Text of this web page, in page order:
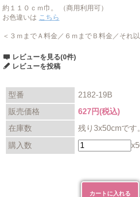
約１１０ｃｍ巾。 （商用利用可）
お色違いは こちら
＜３ｍまでＡ料金／６ｍまでＢ料金／それ
レビューを見る(0件)
レビューを投稿
型番
2182-19B
販売価格
627円(税込)
在庫数
残り3x50cmです
購入数